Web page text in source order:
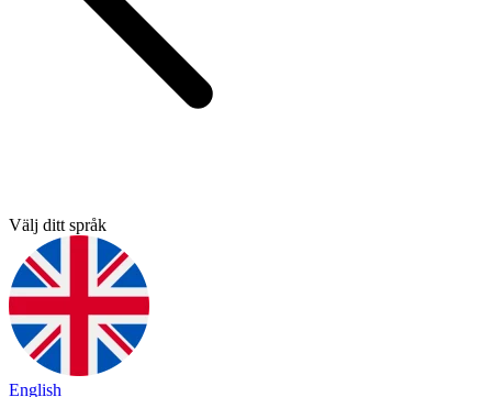
Välj ditt språk
English